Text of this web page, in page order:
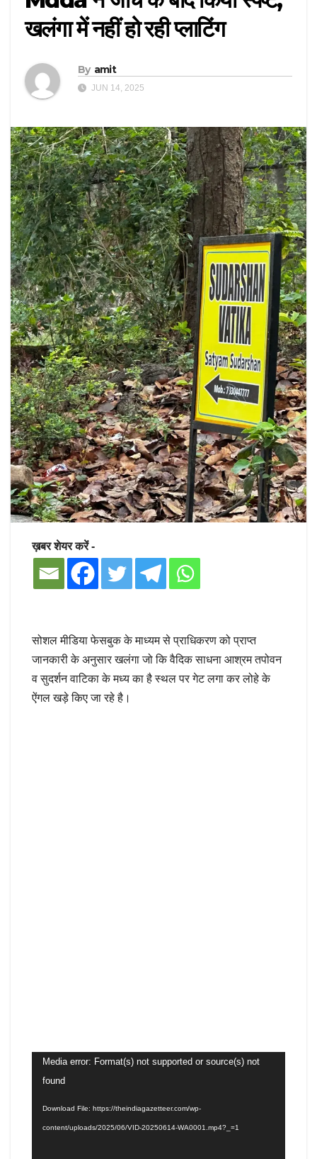
खलंगा में नहीं हो रही प्लाटिंग
By amit
JUN 14, 2025
ख़बर शेयर करें -
सोशल मीडिया फेसबुक के माध्यम से प्राधिकरण को प्राप्त
जानकारी के अनुसार खलंगा जो कि वैदिक साधना आश्रम तपोवन
व सुदर्शन वाटिका के मध्य का है स्थल पर गेट लगा कर लोहे के
ऐंगल खड़े किए जा रहे है।
Video
Player
Media error: Format(s) not supported or source(s) not
found
Download File: https://theindiagazetteer.com/wp-
content/uploads/2025/06/VID-20250614-WA0001.mp4?_=1